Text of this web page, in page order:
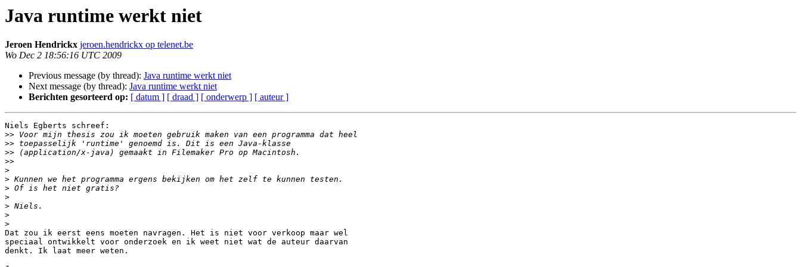
Java runtime werkt niet
Jeroen Hendrickx jeroen.hendrickx op telenet.be
Wo Dec 2 18:56:16 UTC 2009
Previous message (by thread): Java runtime werkt niet
Next message (by thread): Java runtime werkt niet
Berichten gesorteerd op: [ datum ] [ draad ] [ onderwerp ] [ auteur ]
Niels Egberts schreef:
>>
>>
>>
>>
>
>
>
>
>
>
>
Dat zou ik eerst eens moeten navragen. Het is niet voor verkoop maar wel
speciaal ontwikkelt voor onderzoek en ik weet niet wat de auteur daarvan
denkt. Ik laat meer weten.